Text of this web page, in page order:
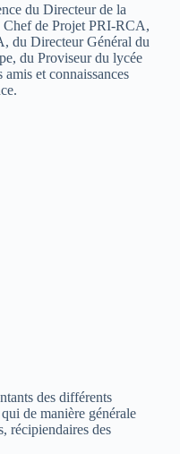
du Directeur de la
Chef de Projet PRI-RCA,
du Directeur Général du
du Proviseur du lycée
et connaissances
des différents
de manière générale
récipiendaires des